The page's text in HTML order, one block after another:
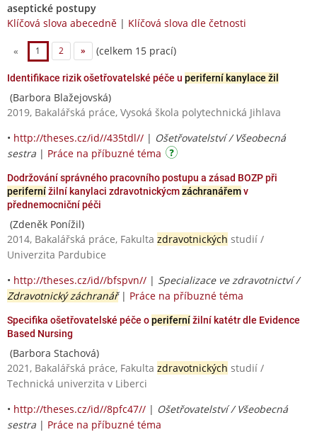
aseptické postupy
Klíčová slova abecedně | Klíčová slova dle četnosti
« 1 2 » (celkem 15 prací)
Identifikace rizik ošetřovatelské péče u periferní kanylace žil
(Barbora Blažejovská)
2019, Bakalářská práce, Vysoká škola polytechnická Jihlava
• http://theses.cz/id//435tdl// | Ošetřovatelství / Všeobecná
sestra | Práce na příbuzné téma
Dodržování správného pracovního postupu a zásad BOZP při
perifernížilní kanylaci zdravotnickýcmzáchranářemv
přednemocniční péči
(Zdeněk Ponížil)
2014, Bakalářská práce, Fakulta zdravotnických studií /
Univerzita Pardubice
• http://theses.cz/id//bfspvn// | Specializace ve zdravotnictví /
Zdravotnický záchranář| Práce na příbuzné téma
Specifika ošetřovatelské péče operifernížilní katétr dle Evidence
Based Nursing
(Barbora Stachová)
2021, Bakalářská práce, Fakulta zdravotnických studií /
Technická univerzita v Liberci
• http://theses.cz/id//8pfc47// | Ošetřovatelství / Všeobecná
sestra | Práce na příbuzné téma